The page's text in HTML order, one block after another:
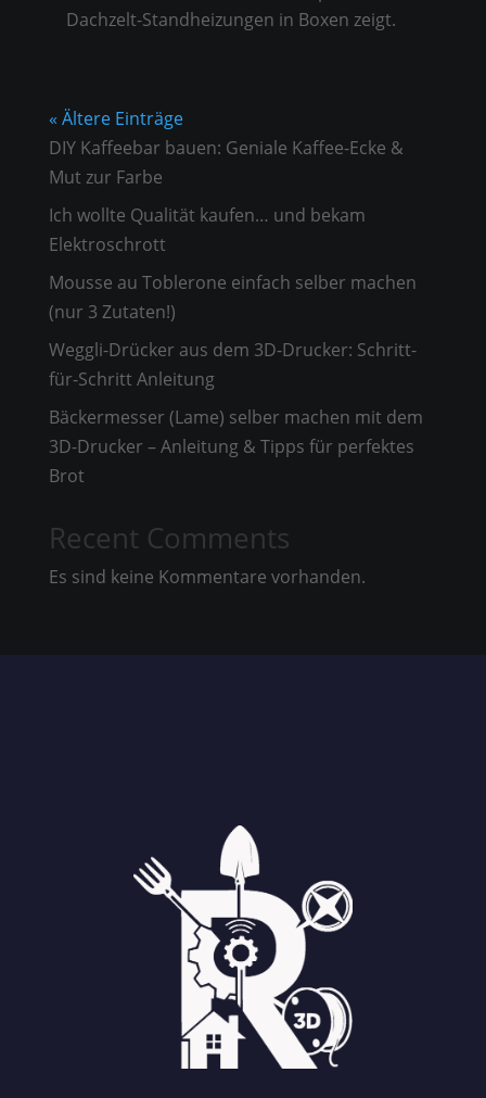
Dachzelt-Standheizungen in Boxen zeigt.
« Ältere Einträge
DIY Kaffeebar bauen: Geniale Kaffee-Ecke &
Mut zur Farbe
Ich wollte Qualität kaufen… und bekam
Elektroschrott
Mousse au Toblerone einfach selber machen
(nur 3 Zutaten!)
Weggli-Drücker aus dem 3D-Drucker: Schritt-
für-Schritt Anleitung
Bäckermesser (Lame) selber machen mit dem
3D-Drucker – Anleitung & Tipps für perfektes
Brot
Recent Comments
Es sind keine Kommentare vorhanden.